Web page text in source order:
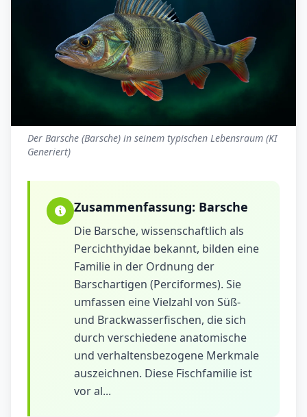
Der Barsche (Barsche) in seinem typischen Lebensraum (KI
Generiert)
Zusammenfassung: Barsche
Die Barsche, wissenschaftlich als
Percichthyidae bekannt, bilden eine
Familie in der Ordnung der
Barschartigen (Perciformes). Sie
umfassen eine Vielzahl von Süß-
und Brackwasserfischen, die sich
durch verschiedene anatomische
und verhaltensbezogene Merkmale
auszeichnen. Diese Fischfamilie ist
vor al...